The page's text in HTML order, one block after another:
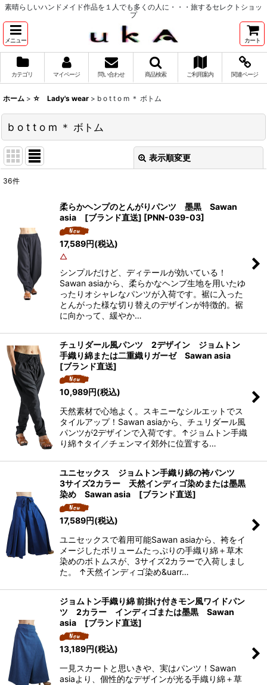
素晴らしいハンドメイド作品を１人でも多くの人に・・・旅するセレクトショッ
プ
メニュー カート
カテゴリ マイページ 問い合わせ 商品検索 ご利用案内 関連ページ
ホーム > ☆ Lady's wear > b o t t o m ＊ ボトム
b o t t o m ＊ ボトム
表示順変更
36件
柔らかヘンプのとんがりパンツ 墨黒 Sawan
asia [ブランド直送] [PNN-039-03]
17,589円(税込)
△
シンプルだけど、ディテールが効いている！
Sawan asiaから、柔らかなヘンプ生地を用いたゆ
ったりオシャレなパンツが入荷です。裾に入った
とんがった様な切り替えのデザインが特徴的。裾
に向かって、緩やか…
チュリダール風パンツ 2デザイン ジョムトン
手織り綿または二重織りガーゼ Sawan asia
[ブランド直送]
10,989円(税込)
天然素材で心地よく。スキニーなシルエットでス
タイルアップ！Sawan asiaから、チュリダール風
パンツが2デザインで入荷です。↑ジョムトン手織
り綿↑タイ／チェンマイ郊外に位置する…
ユニセックス ジョムトン手織り綿の袴パンツ
3サイズ2カラー 天然インディゴ染めまたは墨黒
染め Sawan asia [ブランド直送]
17,589円(税込)
ユニセックスで着用可能Sawan asiaから、袴をイ
メージしたボリュームたっぷりの手織り綿＋草木
染めのボトムスが、3サイズ2カラーで入荷しまし
た。 ↑天然インディゴ染め&uarr…
ジョムトン手織り綿 前掛け付きモン風ワイドパン
ツ 2カラー インディゴまたは墨黒 Sawan
asia [ブランド直送]
13,189円(税込)
一見スカートと思いきや、実はパンツ！Sawan
asiaより、個性的なデザインが光る手織り綿＋草